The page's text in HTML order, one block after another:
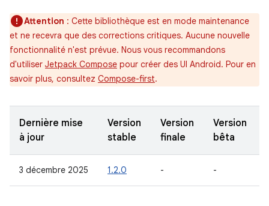
Attention : Cette bibliothèque est en mode maintenance
et ne recevra que des corrections critiques. Aucune nouvelle
fonctionnalité n'est prévue. Nous vous recommandons
d'utiliser Jetpack Compose pour créer des UI Android. Pour en
savoir plus, consultez Compose-first.
Dernière mise
à jour
Version
stable
Version
finale
Version
bêta
3 décembre 2025 1.2.0 - -